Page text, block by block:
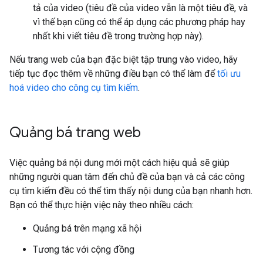
tả của video (tiêu đề của video vẫn là một tiêu đề, và
vì thế bạn cũng có thể áp dụng các phương pháp hay
nhất khi viết tiêu đề trong trường hợp này).
Nếu trang web của bạn đặc biệt tập trung vào video, hãy
tiếp tục đọc thêm về những điều bạn có thể làm đểtối ưu
hoá video cho công cụ tìm kiếm.
Quảng bá trang web
Việc quảng bá nội dung mới một cách hiệu quả sẽ giúp
những người quan tâm đến chủ đề của bạn và cả các công
cụ tìm kiếm đều có thể tìm thấy nội dung của bạn nhanh hơn.
Bạn có thể thực hiện việc này theo nhiều cách:
Quảng bá trên mạng xã hội
Tương tác với cộng đồng